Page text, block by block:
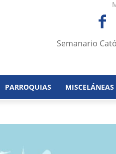
Semanario
PARROQUIAS MISCELÁNEAS